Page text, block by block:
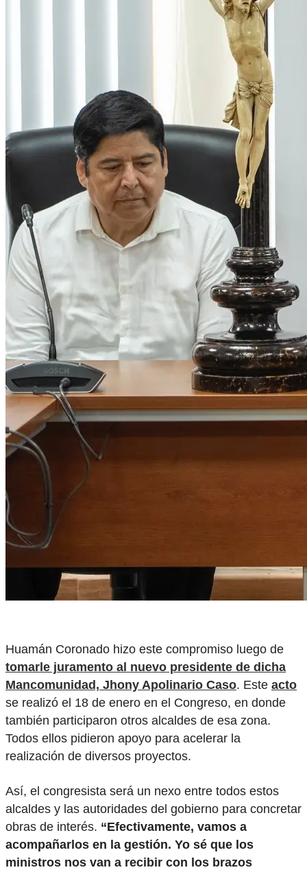
Huamán Coronado hizo este compromiso luego de
tomarle juramento al nuevo presidente de dicha
Mancomunidad, Jhony Apolinario Caso. Este acto
se realizó el 18 de enero en el Congreso, en donde
también participaron otros alcaldes de esa zona.
Todos ellos pidieron apoyo para acelerar la
realización de diversos proyectos.
Así, el congresista será un nexo entre todos estos
alcaldes y las autoridades del gobierno para concretar
obras de interés. “Efectivamente, vamos a
acompañarlos en la gestión. Yo sé que los
ministros nos van a recibir con los brazos